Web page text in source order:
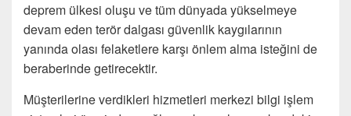
deprem ülkesi oluşu ve tüm dünyada yükselmeye
devam eden terör dalgası güvenlik kaygılarının
yanında olası felaketlere karşı önlem alma isteğini de
beraberinde getirecektir.
Müşterilerine verdikleri hizmetleri merkezi bilgi işlem